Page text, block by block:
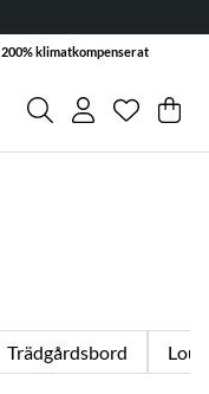
200% klimatkompenserat
Antal i
. .
Trädgårdsbord